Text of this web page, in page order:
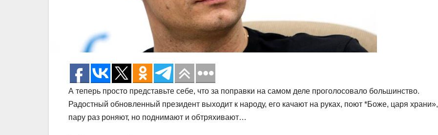
А теперь просто представьте себе, что за поправки на самом деле проголосовало большинство.
Радостный обновленный президент выходит к народу, его качают на руках, поют *Боже, царя храни»,
пару раз роняют, но поднимают и обтряхивают…